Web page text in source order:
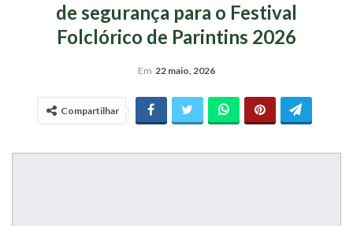
de segurança para o Festival
Folclórico de Parintins 2026
Em 22 maio, 2026
Compartilhar